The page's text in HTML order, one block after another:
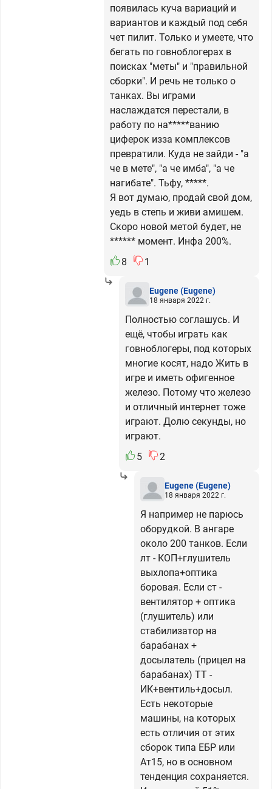
появилась куча вариаций и
вариантов и каждый под себя
чет пилит. Только и умеете, что
бегать по говноблогерах в
поисках "меты" и "правильной
сборки". И речь не только о
танках. Вы играми
наслаждатся перестали, в
работу по на*****ванию
циферок изза комплексов
превратили. Куда не зайди - "а
че в мете", "а че имба", "а че
нагибате". Тьфу, *****.
Я вот думаю, продай свой дом,
уедь в степь и живи амишем.
Скоро новой метой будет, не
****** момент. Инфа 200%.
8
1
Eugene(Eugene)
18 января 2022 г.
Полностью соглашусь. И
ещё, чтобы играть как
говноблогеры, под которых
многие косят, надо Жить в
игре и иметь офигенное
железо. Потому что железо
и отличный интернет тоже
играют. Долю секунды, но
играют.
5
2
Eugene(Eugene)
18 января 2022 г.
Я например не парюсь
оборудкой. В ангаре
около 200 танков. Если
лт - КОП+глушитель
выхлопа+оптика
боровая. Если ст -
вентилятор + оптика
(глушитель) или
стабилизатор на
барабанах +
досылатель (прицел на
барабанах) ТТ -
ИК+вентиль+досыл.
Есть некоторые
машины, на которых
есть отличия от этих
сборок типа ЕБР или
Ат15, но в основном
тенденция сохраняется.